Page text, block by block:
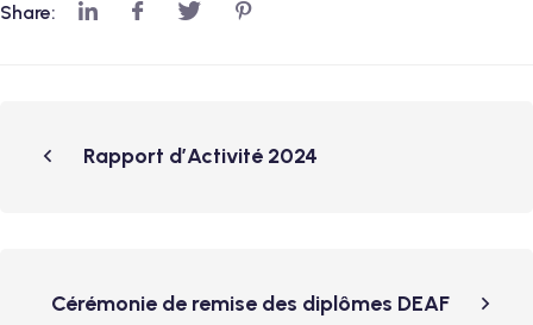
Share:
Rapport d’Activité 2024
Cérémonie de remise des diplômes DEAF